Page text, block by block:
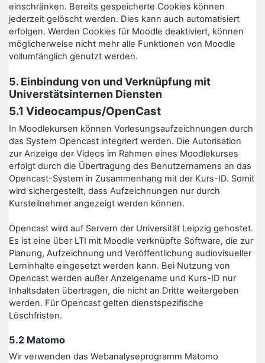
einschränken. Bereits gespeicherte Cookies können
jederzeit gelöscht werden. Dies kann auch automatisiert
erfolgen. Werden Cookies für Moodle deaktiviert, können
möglicherweise nicht mehr alle Funktionen von Moodle
vollumfänglich genutzt werden.
5. Einbindung von und Verknüpfung mit
Universtätsinternen Diensten
5.1 Videocampus/OpenCast
In Moodlekursen können Vorlesungsaufzeichnungen durch
das System Opencast integriert werden. Die Autorisation
zur Anzeige der Videos im Rahmen eines Moodlekurses
erfolgt durch die Übertragung des Benutzernamens an das
Opencast-System in Zusammenhang mit der Kurs-ID. Somit
wird sichergestellt, dass Aufzeichnungen nur durch
Kursteilnehmer angezeigt werden können.
Opencast wird auf Servern der Universität Leipzig gehostet.
Es ist eine über LTI mit Moodle verknüpfte Software, die zur
Planung, Aufzeichnung und Veröffentlichung audiovisueller
Lerninhalte eingesetzt werden kann. Bei Nutzung von
Opencast werden außer Anzeigename und Kurs-ID nur
Inhaltsdaten übertragen, die nicht an Dritte weitergeben
werden. Für Opencast gelten dienstspezifische
Löschfristen.
5.2 Matomo
Wir verwenden das Webanalyseprogramm Matomo